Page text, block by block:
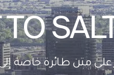
على متن طائرة خاصة